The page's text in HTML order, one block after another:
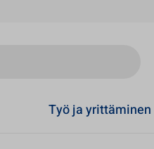
Työ ja yrittäminen